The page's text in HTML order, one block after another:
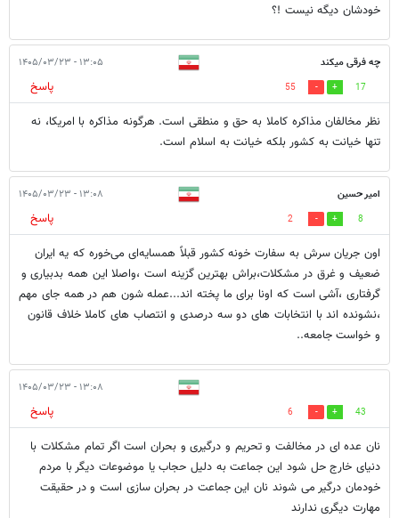
خودشان دیگه نیست !؟
چه فرقی میکند ۱۳:۰۵ - ۱۴۰۵/۰۳/۲۳
17
55
پاسخ
نظر مخالفان مذاکره کاملا به حق و منطقی است. هرگونه مذاکره با امریکا، نه
تنها خیانت به کشور بلکه خیانت به اسلام است.
امیر حسین ۱۳:۰۸ - ۱۴۰۵/۰۳/۲۳
8
2
پاسخ
اون جریان سرش به سفارت خونه کشور قبلاً همسایه‌ای می‌خوره که یه ایران
ضعیف و غرق در مشکلات،براش بهترین گزینه است ،واصلا این همه بدبیاری و
گرفتاری ،آشی است که اونا برای ما پخته اند...عمله شون هم در همه جای مهم
،نشونده اند با انتخابات های دو سه درصدی و انتصاب های کاملا خلاف قانون
و خواست جامعه..
۱۳:۰۸ - ۱۴۰۵/۰۳/۲۳
43
6
پاسخ
نان عده ای در مخالفت و تحریم و درگیری و بحران است اگر تمام مشکلات با
دنیای خارج حل شود این جماعت به دلیل حجاب یا موضوعات دیگر با مردم
خودمان درگیر می شوند نان این جماعت در بحران سازی است و در حقیقت
مهارت دیگری ندارند